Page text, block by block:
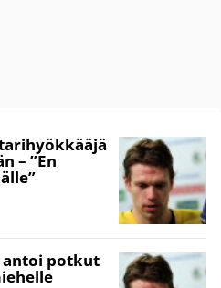
– ”En
antoi potkut